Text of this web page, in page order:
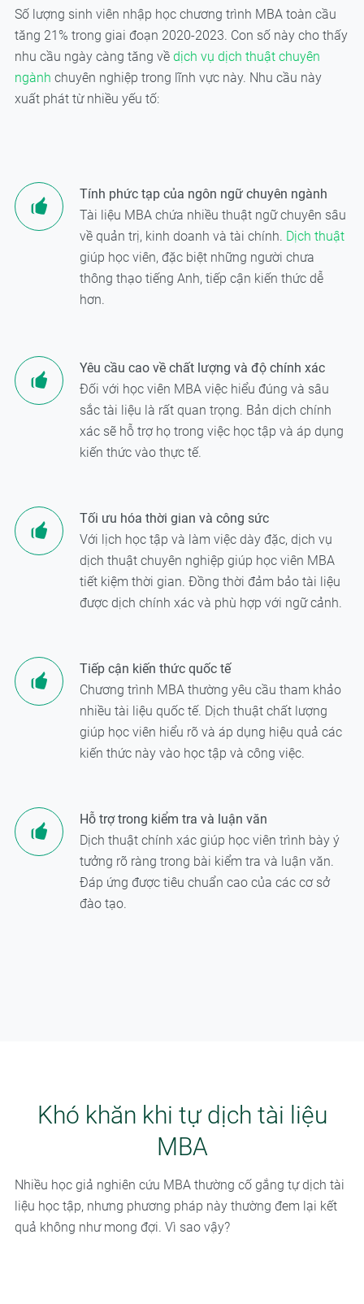
Số lượng sinh viên nhập học chương trình MBA toàn cầu
tăng 21% trong giai đoạn 2020-2023. Con số này cho thấy
nhu cầu ngày càng tăng về dịch vụ dịch thuật chuyên
ngành chuyên nghiệp trong lĩnh vực này. Nhu cầu này
xuất phát từ nhiều yếu tố:
Tính phức tạp của ngôn ngữ chuyên ngành
Tài liệu MBA chứa nhiều thuật ngữ chuyên sâu
về quản trị, kinh doanh và tài chính. Dịch thuật
giúp học viên, đặc biệt những người chưa
thông thạo tiếng Anh, tiếp cận kiến thức dễ
hơn.
Yêu cầu cao về chất lượng và độ chính xác
Đối với học viên MBA việc hiểu đúng và sâu
sắc tài liệu là rất quan trọng. Bản dịch chính
xác sẽ hỗ trợ họ trong việc học tập và áp dụng
kiến thức vào thực tế.
Tối ưu hóa thời gian và công sức
Với lịch học tập và làm việc dày đặc, dịch vụ
dịch thuật chuyên nghiệp giúp học viên MBA
tiết kiệm thời gian. Đồng thời đảm bảo tài liệu
được dịch chính xác và phù hợp với ngữ cảnh.
Tiếp cận kiến thức quốc tế
Chương trình MBA thường yêu cầu tham khảo
nhiều tài liệu quốc tế. Dịch thuật chất lượng
giúp học viên hiểu rõ và áp dụng hiệu quả các
kiến thức này vào học tập và công việc.
Hỗ trợ trong kiểm tra và luận văn
Dịch thuật chính xác giúp học viên trình bày ý
tưởng rõ ràng trong bài kiểm tra và luận văn.
Đáp ứng được tiêu chuẩn cao của các cơ sở
đào tạo.
Khó khăn khi tự dịch tài liệu
MBA
Nhiều học giả nghiên cứu MBA thường cố gắng tự dịch tài
liệu học tập, nhưng phương pháp này thường đem lại kết
quả không như mong đợi. Vì sao vậy?